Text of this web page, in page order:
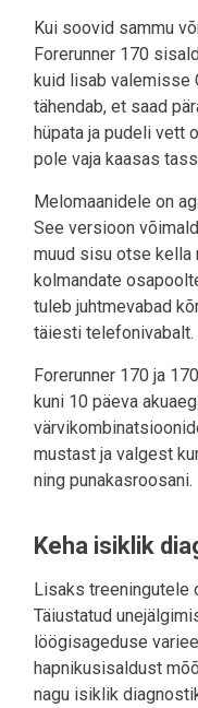
Kui soovid sammu
Forerunner 170
kuid lisab valemisse
tähendab, et saad
hüpata ja pudeli vett
pole vaja kaasas
Melomaanidele on
See versioon
muud sisu otse
kolmandate
tuleb juhtmevabad
täiesti telefonivabalt.
Forerunner 170 ja
kuni 10 päeva
mustast ja valgest
ning punakasroosani.
Keha isiklik
Lisaks treeningutele
Täiustatud
löögisageduse
hapnikusisaldust
nagu isiklik